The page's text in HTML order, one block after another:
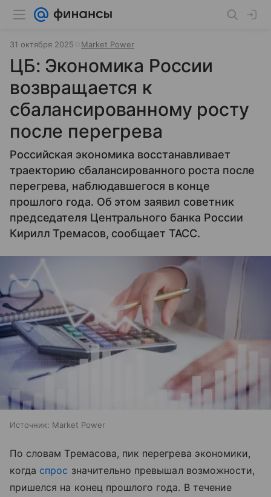
31 октября 2025 Market Power
ЦБ: Экономика России
возвращается к
сбалансированному росту
после перегрева
Российская экономика восстанавливает
траекторию сбалансированного роста после
перегрева, наблюдавшегося в конце
прошлого года. Об этом заявил советник
председателя Центрального банка России
Кирилл Тремасов, сообщает ТАСС.
Источник: Market Power
По словам Тремасова, пик перегрева экономики,
когда спрос значительно превышал возможности,
пришелся на конец прошлого года. В течение